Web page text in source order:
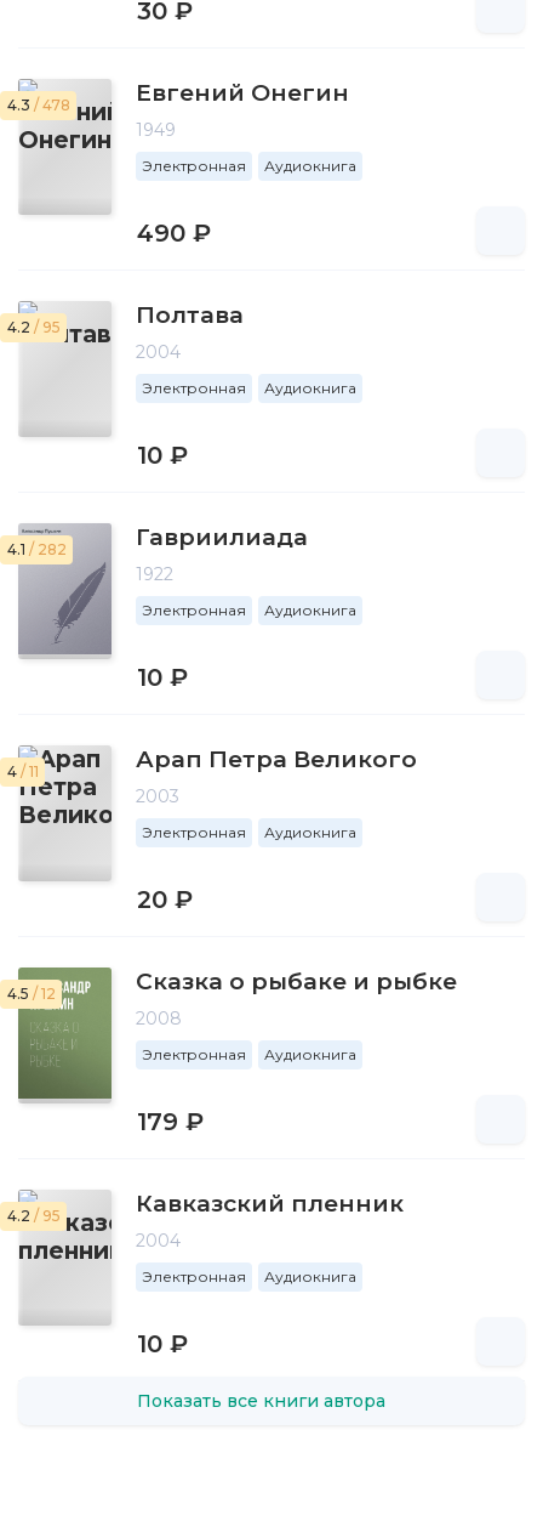
30 ₽
4.3 / 478 Евгений Онегин
1949
Электронная Аудиокнига
490 ₽
4.2 / 95 Полтава
2004
Электронная Аудиокнига
10 ₽
4.1 / 282 Гавриилиада
1922
Электронная Аудиокнига
10 ₽
4 / 11 Арап Петра Великого
2003
Электронная Аудиокнига
20 ₽
4.5 / 12 Сказка о рыбаке и рыбке
2008
Электронная Аудиокнига
179 ₽
4.2 / 95 Кавказский пленник
2004
Электронная Аудиокнига
10 ₽
Показать все книги автора